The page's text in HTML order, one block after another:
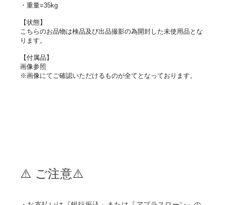
・重量=35kg
【状態】
こちらのお品物は検品及び出品撮影の為開封した未使用品とな
ります。
【付属品】
画像参照
※画像にてご確認いただけるものが全てとなっております。
⚠️ ご注意⚠️